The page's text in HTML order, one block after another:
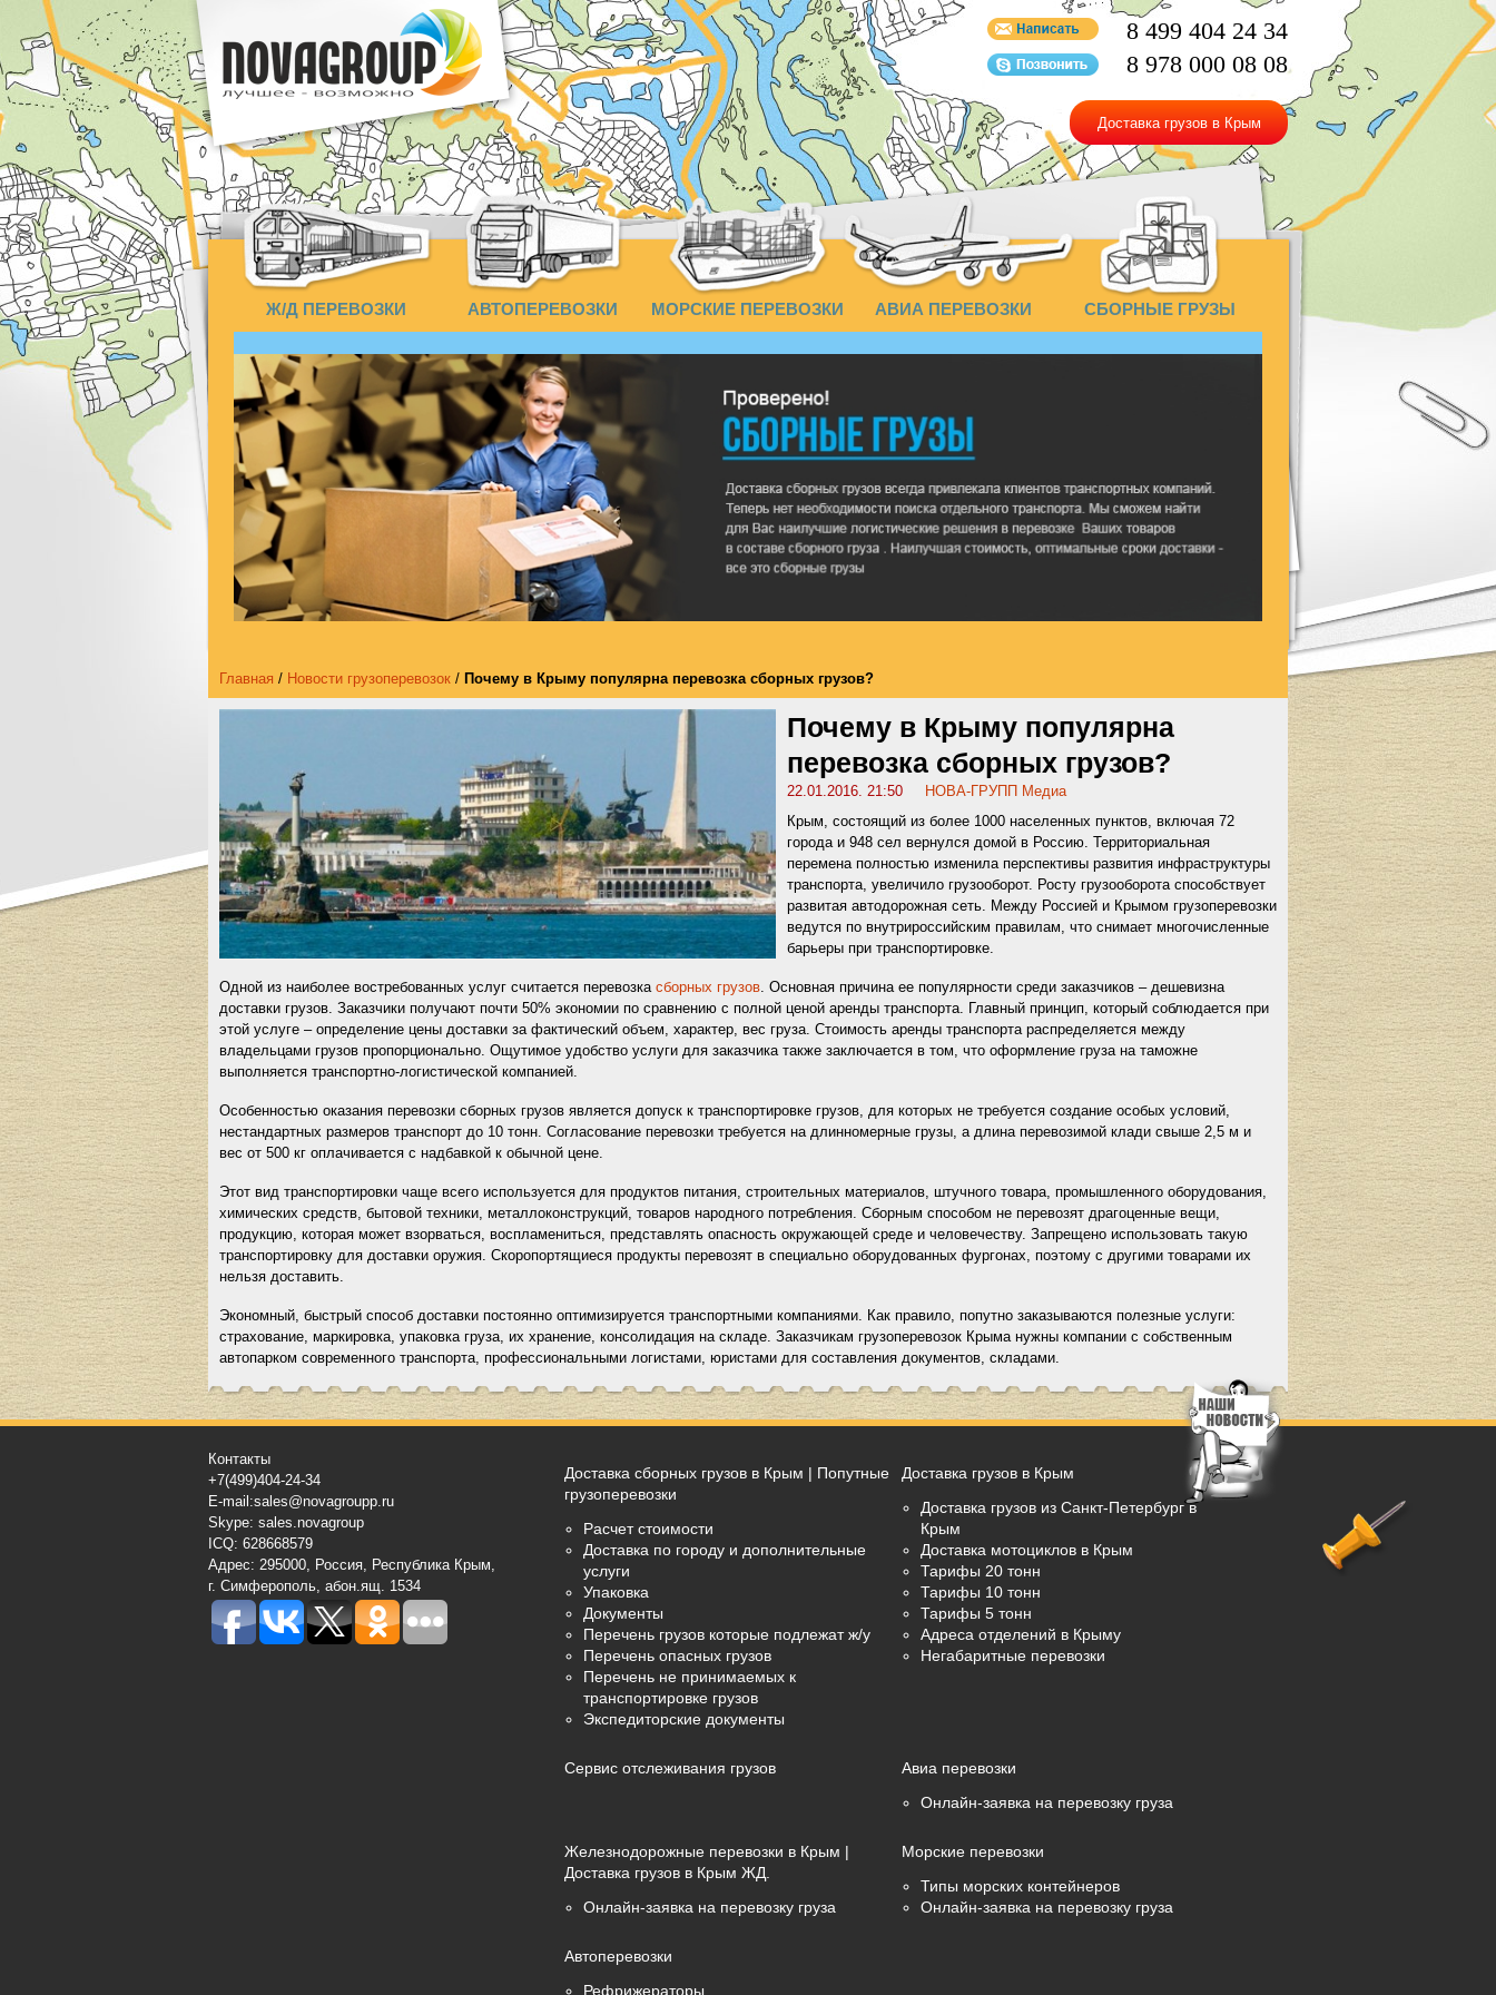
8 499 404 24 34
8 978 000 08 08
Доставка грузов в Крым
Ж/Д ПЕРЕВОЗКИ АВТОПЕРЕВОЗКИ МОРСКИЕ ПЕРЕВОЗКИ АВИА ПЕРЕВОЗКИ СБОРНЫЕ ГРУЗЫ
Главная / Новости грузоперевозок / Почему в Крыму популярна перевозка сборных грузов?
Почему в Крыму популярна
перевозка сборных грузов?
22.01.2016. 21:50
НОВА-ГРУПП Медиа
Крым, состоящий из более 1000 населенных пунктов, включая 72
города и 948 сел вернулся домой в Россию. Территориальная
перемена полностью изменила перспективы развития инфраструктуры
транспорта, увеличило грузооборот. Росту грузооборота способствует
развитая автодорожная сеть. Между Россией и Крымом грузоперевозки
ведутся по внутрироссийским правилам, что снимает многочисленные
барьеры при транспортировке.
Одной из наиболее востребованных услуг считается перевозка сборных грузов. Основная причина ее популярности среди заказчиков – дешевизна
доставки грузов. Заказчики получают почти 50% экономии по сравнению с полной ценой аренды транспорта. Главный принцип, который соблюдается при
этой услуге – определение цены доставки за фактический объем, характер, вес груза. Стоимость аренды транспорта распределяется между
владельцами грузов пропорционально. Ощутимое удобство услуги для заказчика также заключается в том, что оформление груза на таможне
выполняется транспортно-логистической компанией.
Особенностью оказания перевозки сборных грузов является допуск к транспортировке грузов, для которых не требуется создание особых условий,
нестандартных размеров транспорт до 10 тонн. Согласование перевозки требуется на длинномерные грузы, а длина перевозимой клади свыше 2,5 м и
вес от 500 кг оплачивается с надбавкой к обычной цене.
Этот вид транспортировки чаще всего используется для продуктов питания, строительных материалов, штучного товара, промышленного оборудования,
химических средств, бытовой техники, металлоконструкций, товаров народного потребления. Сборным способом не перевозят драгоценные вещи,
продукцию, которая может взорваться, воспламениться, представлять опасность окружающей среде и человечеству. Запрещено использовать такую
транспортировку для доставки оружия. Скоропортящиеся продукты перевозят в специально оборудованных фургонах, поэтому с другими товарами их
нельзя доставить.
Экономный, быстрый способ доставки постоянно оптимизируется транспортными компаниями. Как правило, попутно заказываются полезные услуги:
страхование, маркировка, упаковка груза, их хранение, консолидация на складе. Заказчикам грузоперевозок Крыма нужны компании с собственным
автопарком современного транспорта, профессиональными логистами, юристами для составления документов, складами.
Контакты
+7(499)404-24-34
E-mail:sales@novagroupp.ru
Skype: sales.novagroup
ICQ: 628668579
Адрес: 295000, Россия, Республика Крым,
г. Симферополь, абон.ящ. 1534
Доставка сборных грузов в Крым | Попутные
грузоперевозки
Расчет стоимости
Доставка по городу и дополнительные
услуги
Упаковка
Документы
Перечень грузов которые подлежат ж/у
Перечень опасных грузов
Перечень не принимаемых к
транспортировке грузов
Экспедиторские документы
Доставка грузов в Крым
Доставка грузов из Санкт-Петербург в
Крым
Доставка мотоциклов в Крым
Тарифы 20 тонн
Тарифы 10 тонн
Тарифы 5 тонн
Адреса отделений в Крыму
Негабаритные перевозки
Сервис отслеживания грузов
Авиа перевозки
Онлайн-заявка на перевозку груза
Железнодорожные перевозки в Крым |
Доставка грузов в Крым ЖД.
Онлайн-заявка на перевозку груза
Морские перевозки
Типы морских контейнеров
Онлайн-заявка на перевозку груза
Автоперевозки
Рефрижераторы